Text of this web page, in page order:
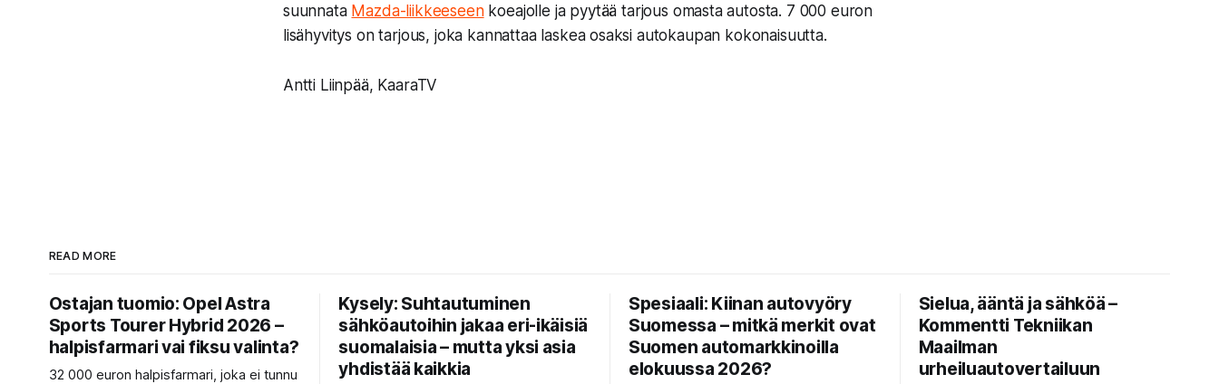
suunnata Mazda-liikkeeseenkoeajolle ja pyytää tarjous omasta autosta. 7 000 euron
lisähyvitys on tarjous, joka kannattaa laskea osaksi autokaupan kokonaisuutta.
Antti Liinpää, KaaraTV
READ MORE
Ostajan tuomio: Opel Astra
Sports Tourer Hybrid 2026 –
halpisfarmari vai fiksu valinta?
32 000 euron halpisfarmari, joka ei tunnu
Kysely: Suhtautuminen
sähköautoihin jakaa eri-ikäisiä
suomalaisia – mutta yksi asia
yhdistää kaikkia
Spesiaali: Kiinan autovyöry
Suomessa – mitkä merkit ovat
Suomen automarkkinoilla
elokuussa 2026?
Sielua, ääntä ja sähköä –
Kommentti Tekniikan
Maailman
urheiluautovertailuun